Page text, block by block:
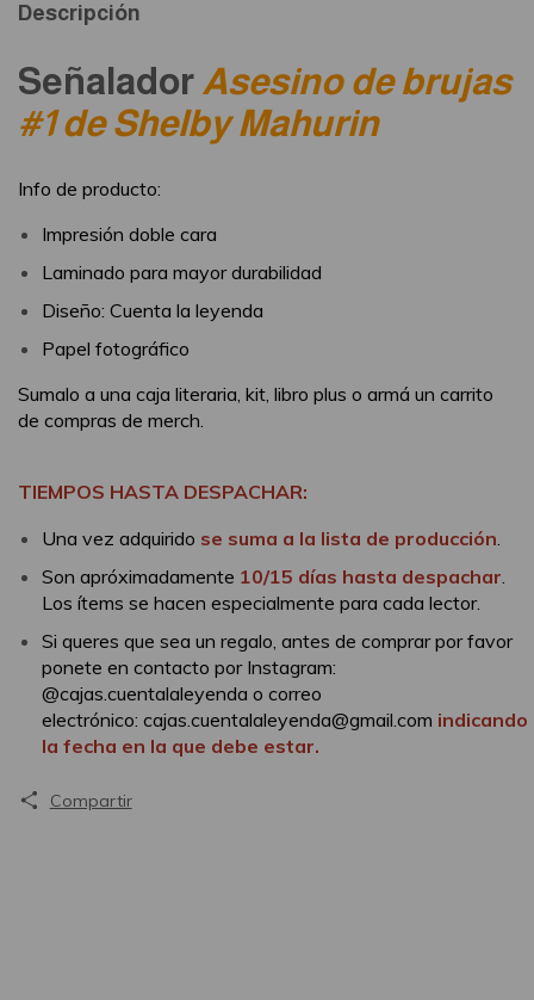
Descripción
Señalador Asesino de brujas
#1 de Shelby Mahurin
Info de producto:
Impresión doble cara
Laminado para mayor durabilidad
Diseño: Cuenta la leyenda
Papel fotográfico
Sumalo a una caja literaria, kit, libro plus o armá un carrito
de compras de merch.
TIEMPOS HASTA DESPACHAR:
Una vez adquirido se suma a la lista de producción
Son apróximadamente 10/15 días hasta despachar
Los ítems se hacen especialmente para cada lector.
Si queres que sea un regalo, antes de comprar por favor
ponete en contacto por Instagram:
@cajas.cuentalaleyenda o correo
electrónico: cajas.cuentalaleyenda@gmail.com indicando
la fecha en la que debe estar.
Compartir